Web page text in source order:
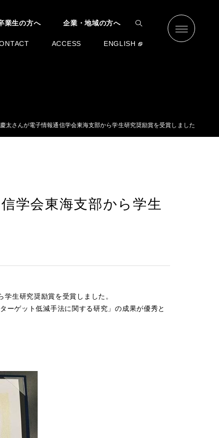
業生の方へ 企業・地域の方へ
ACCESS ENGLISH
太さんが電子情報通信学会東海支部から学生研究奨励賞を受賞しました
学会東海支部から学生
生研究奨励賞を受賞しました。
ーゲット低減手法に関する研究」の成果が優秀と